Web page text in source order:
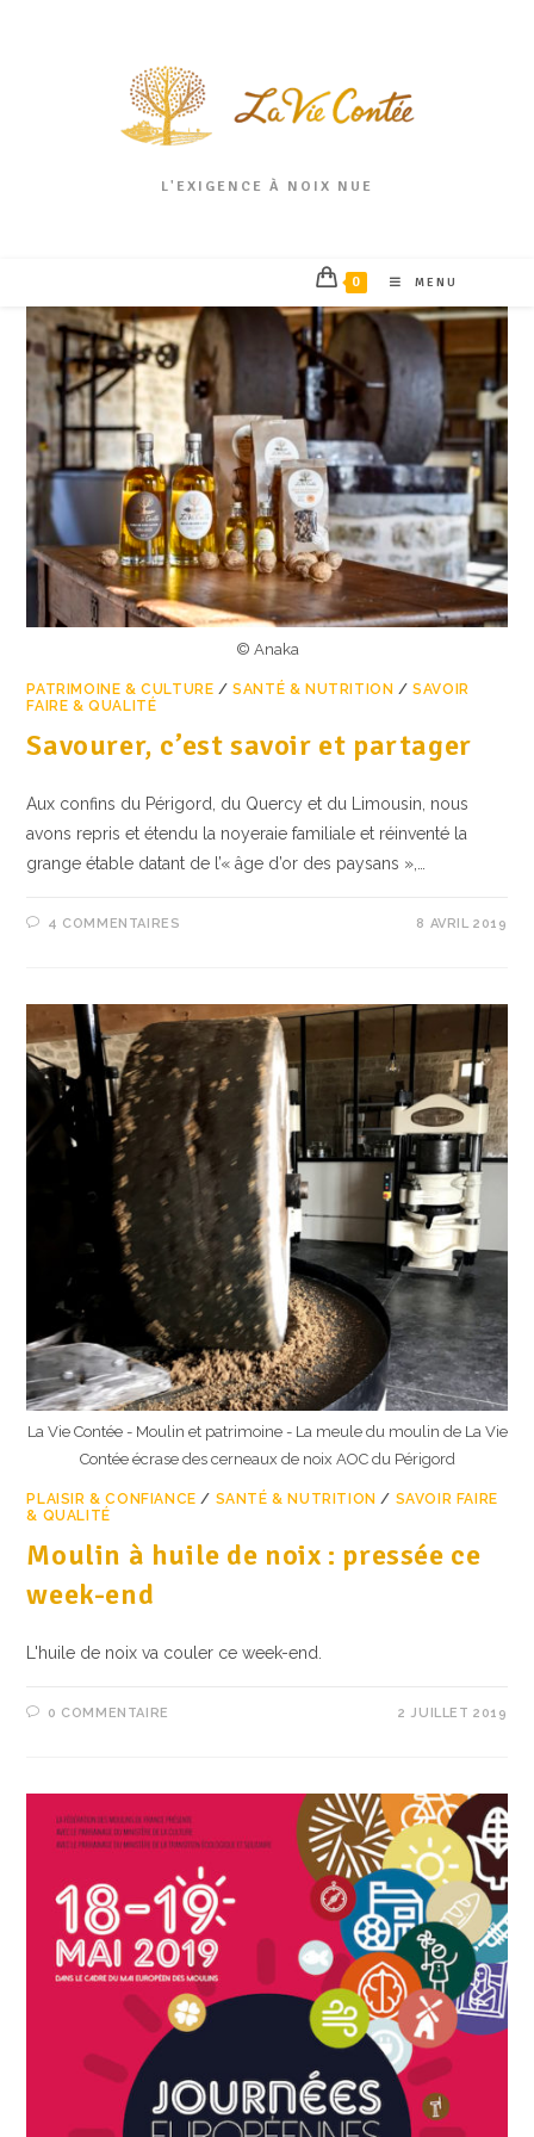
L'EXIGENCE À NOIX NUE
0 MENU
© Anaka
PATRIMOINE & CULTURE /SANTÉ & NUTRITION /SAVOIR
FAIRE & QUALITÉ
Savourer, c’est savoir et partager
Aux confins du Périgord, du Quercy et du Limousin, nous
avons repris et étendu la noyeraie familiale et réinventé la
grange étable datant de l’« âge d’or des paysans »,…
4 COMMENTAIRES 8 AVRIL 2019
La Vie Contée - Moulin et patrimoine - La meule du moulin de La Vie
Contée écrase des cerneaux de noix AOC du Périgord
PLAISIR & CONFIANCE / SANTÉ & NUTRITION / SAVOIR FAIRE
& QUALITÉ
Moulin à huile de noix : pressée ce
week-end
L'huile de noix va couler ce week-end.
0 COMMENTAIRE 2 JUILLET 2019